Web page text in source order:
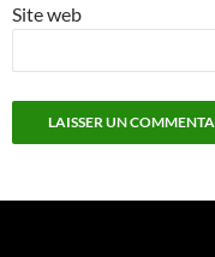
Site web